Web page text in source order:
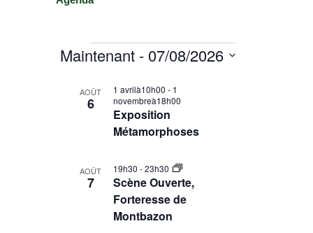
Maintenant - 07/08/2026
L
o
AOÛT
6
Exposition
Métamorphoses
1 avrilà10h00 - 1
novembreà18h00
AOÛT
7
Scène Ouverte,
Forteresse de
Montbazon
19h30 -23h30